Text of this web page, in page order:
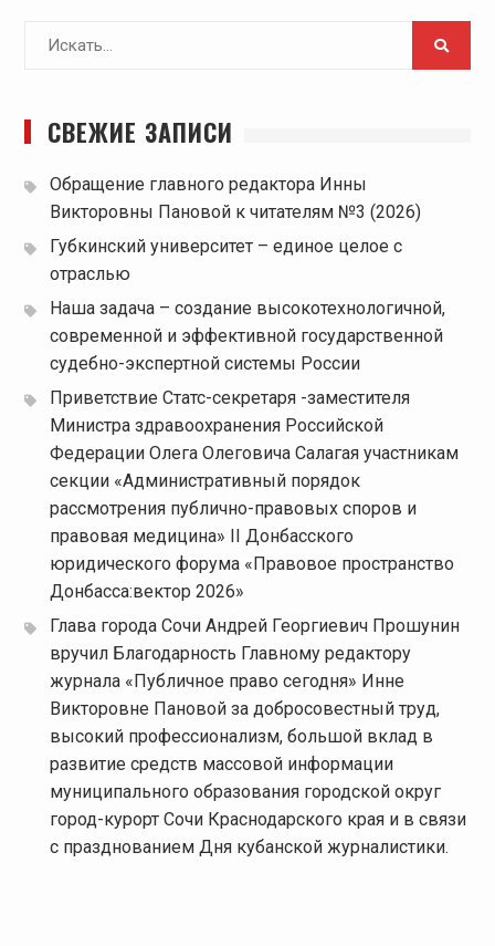
Поиск
СВЕЖИЕ ЗАПИСИ
Обращение главного редактора Инны
Викторовны Пановой к читателям №3 (2026)
Губкинский университет – единое целое с
отраслью
Наша задача – создание высокотехнологичной,
современной и эффективной государственной
судебно-экспертной системы России
Приветствие Статс-секретаря -заместителя
Министра здравоохранения Российской
Федерации Олега Олеговича Салагая участникам
секции «Административный порядок
рассмотрения публично-правовых споров и
правовая медицина» II Донбасского
юридического форума «Правовое пространство
Донбасса:вектор 2026»
Глава города Сочи Андрей Георгиевич Прошунин
вручил Благодарность Главному редактору
журнала «Публичное право сегодня» Инне
Викторовне Пановой за добросовестный труд,
высокий профессионализм, большой вклад в
развитие средств массовой информации
муниципального образования городской округ
город-курорт Сочи Краснодарского края и в связи
с празднованием Дня кубанской журналистики.